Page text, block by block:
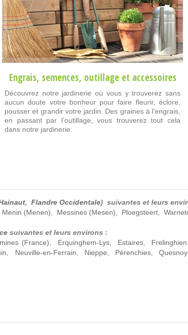
Engrais, semences, outillageet accessoires
Découvrez notre jardinerie où vous y trouverez sans
aucun doute votre bonheur pour faire fleurir, éclore,
pousser et grandir votre jardin. Des graines à l’engrais,
en passant par l’outillage, vous trouverez tout cela
dans notre jardinerie.
, Flandre Occidentale) suivantes et leurs
Menin (Menen) Messines (Mesen) Ploegsteert
suivantes et leurs environs :
(France) Erquinghem-Lys, Estaires, Frelinghien
Neuville-en-Ferrain Nieppe Pérenchies ,